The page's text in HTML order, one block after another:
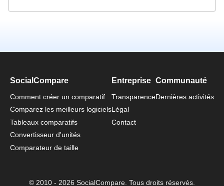
SocialCompare
Comment créer un comparatif
Comparez les meilleurs logiciels
Tableaux comparatifs
Convertisseur d'unités
Comparateur de taille
Entreprise
Transparence
Légal
Contact
Communauté
Dernières activités
© 2010 - 2026 SocialCompare. Tous droits réservés.